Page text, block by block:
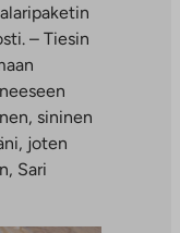
– Tiesin
sininen
joten
Sari